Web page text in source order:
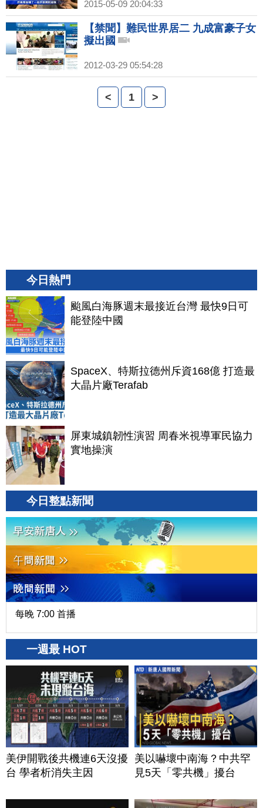
2015-05-09 20:04:33
【禁聞】難民世界居二 九成富豪子女
擬出國
2012-03-29 05:54:28
< 1 >
今日熱門
颱風白海豚週末最接近台灣 最快9日可
能登陸中國
SpaceX、特斯拉德州斥資168億 打造最
大晶片廠Terafab
屏東城鎮韌性演習 周春米視導軍民協力
實地操演
今日整點新聞
每晚 7:00 首播
一週最 HOT
美伊開戰後共機連6天沒擾
台 學者析消失主因
美以嚇壞中南海？中共罕
見5天「零共機」擾台